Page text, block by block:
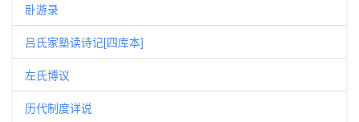
卧游录
吕氏家塾读诗记[四库本]
左氏博议
历代制度详说